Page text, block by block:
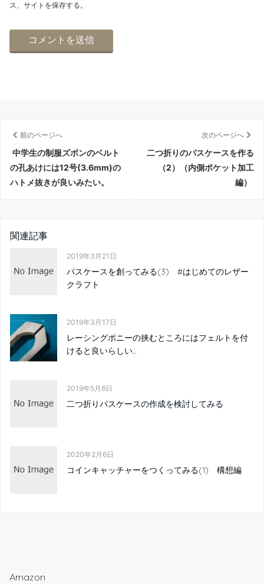
ス、サイトを保存する。
前のページへ
中学生の制服ズボンのベルト
の孔あけには12号(3.6mm)の
ハトメ抜きが良いみたい。
次のページへ
二つ折りのパスケースを作る
（2）（内側ポケット加工
編）
関連記事
2019年3月21日
パスケースを創ってみる(3) #はじめてのレザー
クラフト
2019年3月17日
レーシングポニーの挟むところにはフェルトを付
けると良いらしい...
2019年5月8日
二つ折りパスケースの作成を検討してみる
2020年2月6日
コインキャッチャーをつくってみる(1) 構想編
Amazon